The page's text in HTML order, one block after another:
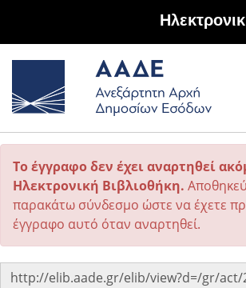
Το έγγραφο δεν έχει αναρτηθεί
Ηλεκτρονική Βιβλιοθήκη.
παρακάτω σύνδεσμο ώστε να έχετε
έγγραφο αυτό όταν αναρτηθεί.